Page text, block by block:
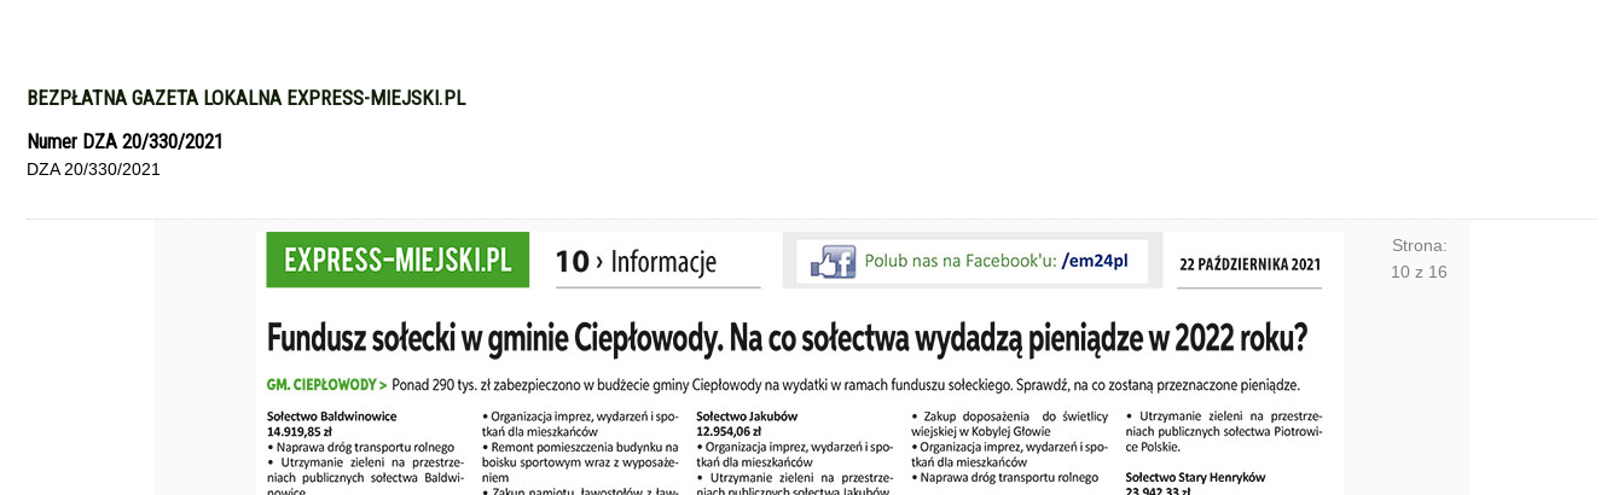
BEZPŁATNA GAZETA LOKALNA EXPRESS-MIEJSKI.PL
Numer DZA 20/330/2021
DZA 20/330/2021
Strona:
10 z 16